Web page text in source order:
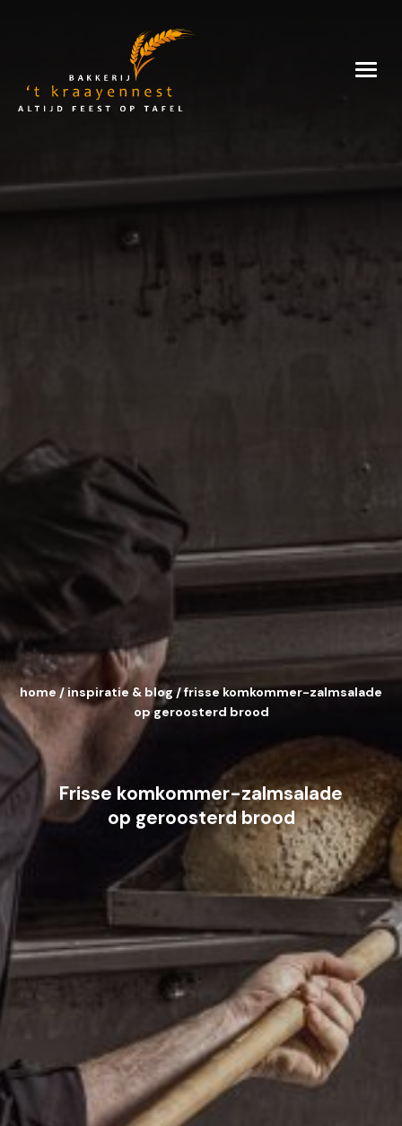
Kraayennest
Frisse komkommer-zalmsalade
op geroosterd brood
home/inspiratie & blog/frisse komkommer-zalmsalade
op geroosterd brood